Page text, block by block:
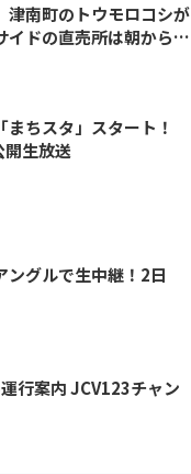
津南町のトウモロコシが
イドの直売所は朝から長
ちスタ」スタート！
生放送
ングルで生中継！2日
チャン